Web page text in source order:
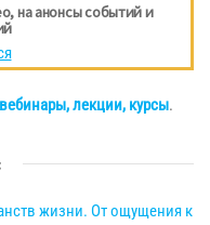
на анонсы событий и
лекции, курсы.
жизни. От ощущения к